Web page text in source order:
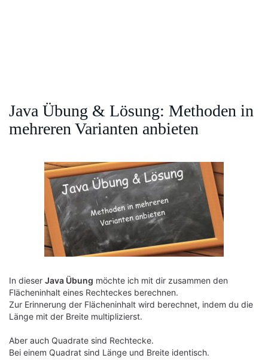
Java Übung & Lösung: Methoden in
mehreren Varianten anbieten
In dieser Java Übung möchte ich mit dir zusammen den
Flächeninhalt eines Rechteckes berechnen.
Zur Erinnerung der Flächeninhalt wird berechnet, indem du die
Länge mit der Breite multiplizierst.
Aber auch Quadrate sind Rechtecke.
Bei einem Quadrat sind Länge und Breite identisch.